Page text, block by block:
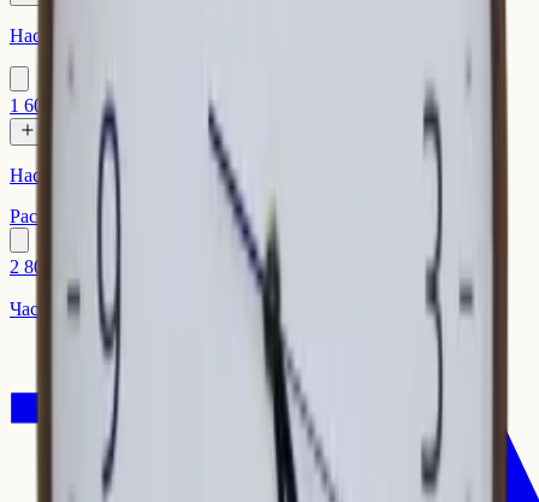
Настольные часы-будильник MUID, белые
1 600 ₽
Настольные часы-будильник MUID, желтые
Распродано
2 800 ₽
Часы настенные SOJI CLASSIC